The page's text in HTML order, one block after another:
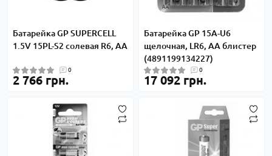
Батарейка GP SUPERCELL
1.5V 15PL-S2 солевая R6, АА
0
2 766 грн.
Батарейка GP 15A-U6
щелочная, LR6, AA блистер
(4891199134227)
0
17 092 грн.